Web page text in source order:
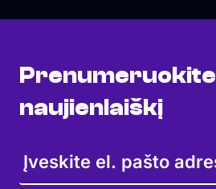
Prenumeruokite
naujienlaiškį